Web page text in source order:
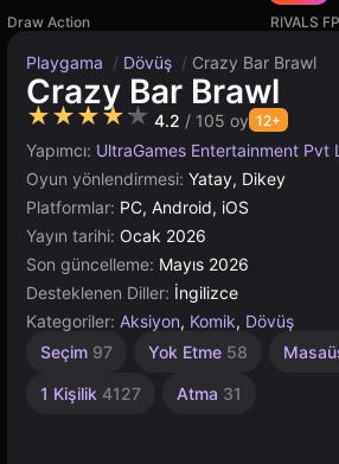
Draw Action
RIVALS
Playgama / Dövüş / Crazy Bar Brawl
Crazy Bar Brawl
★★★★★ 4.2 / 105 oy 12+
Yapımcı: UltraGames Entertainment Pvt
Oyun yönlendirmesi: Yatay, Dikey
Platformlar: PC, Android, iOS
Yayın tarihi: Ocak 2026
Son güncelleme: Mayıs 2026
Desteklenen Diller: İngilizce
Kategoriler: Aksiyon, Komik, Dövüş
Seçim 97 Yok Etme 58
1 Kişilik 4127 Atma 31